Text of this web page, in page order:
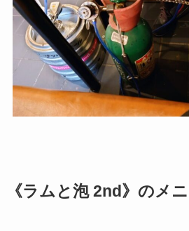
《ラムと泡 2nd》のメ